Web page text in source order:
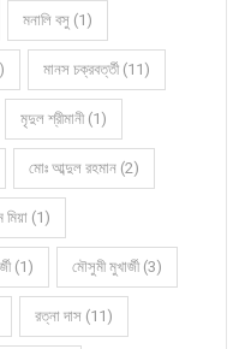
মনালি বসু (1)
মানস চক্রবর্ত্তী (11)
মৃদুল শ্রীমানী (1)
মোঃ আব্দুল রহমান (2)
মিয়া (1)
(1) মৌসুমী মুখার্জী (3)
রত্না দাস (11)